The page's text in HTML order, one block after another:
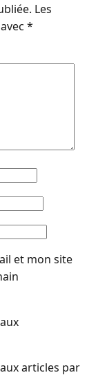
Les
*
et mon site
articles par